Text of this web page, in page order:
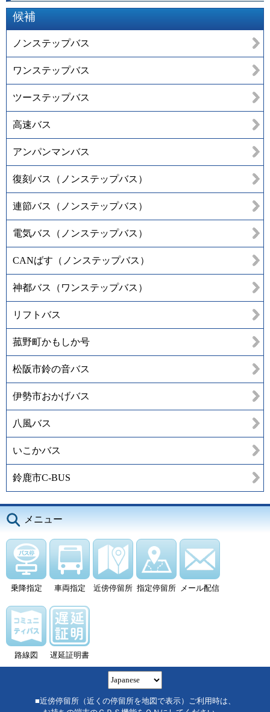
候補
ノンステップバス
ワンステップバス
ツーステップバス
高速バス
アンパンマンバス
復刻バス（ノンステップバス）
連節バス（ノンステップバス）
電気バス（ノンステップバス）
CANばす（ノンステップバス）
神都バス（ワンステップバス）
リフトバス
菰野町かもしか号
松阪市鈴の音バス
伊勢市おかげバス
八風バス
いこかバス
鈴鹿市C-BUS
メニュー
乗降指定 車両指定 近傍停留所 指定停留所 メール配信
路線図 遅延証明書
■近傍停留所（近くの停留所を地図で表示）ご利用時は、